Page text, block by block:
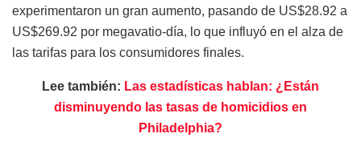
experimentaron un gran aumento, pasando de US$28.92 a
US$269.92 por megavatio-día, lo que influyó en el alza de
las tarifas para los consumidores finales.
Lee también: Las estadísticas hablan: ¿Están
disminuyendo las tasas de homicidios en
Philadelphia?